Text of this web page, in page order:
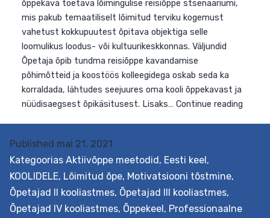
Published mai 21, 2021
Kategoorias Aktiivõppe meetodid, Eesti keel,
KOOLIDELE, Lõimitud õpe, Motivatsiooni tõstmine,
Õpetajad II kooliastmes, Õpetajad III kooliastmes,
Õpetajad IV kooliastmes, Õppekeel, Professionaalne